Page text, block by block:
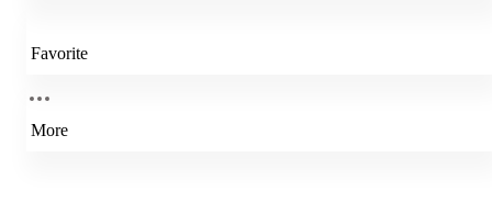
Favorite
More